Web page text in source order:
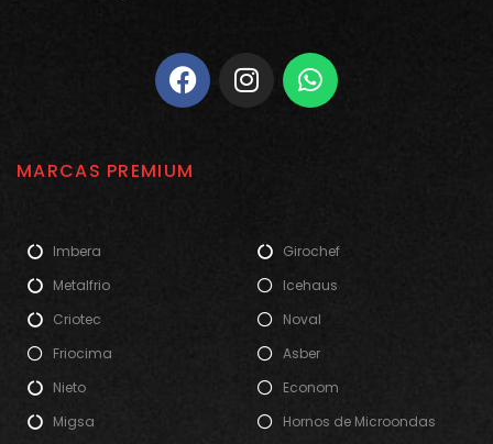
MARCAS PREMIUM
Imbera
Metalfrio
Criotec
Friocima
Nieto
Migsa
Girochef
Icehaus
Noval
Asber
Econom
Hornos de Microondas